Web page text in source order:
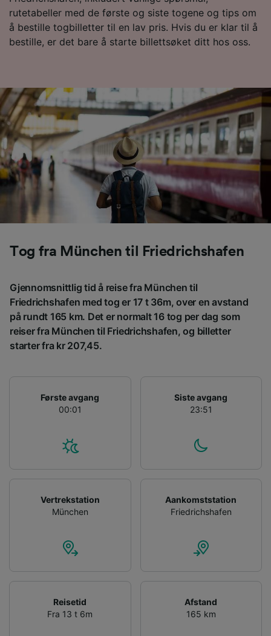
rutetabeller med de første og siste togene og tips om
å bestille togbilletter til en lav pris. Hvis du er klar til å
bestille, er det bare å starte billettsøket ditt hos oss.
Tog fra München til Friedrichshafen
Gjennomsnittlig tid å reise fra München til
Friedrichshafen med tog er 17 t 36m, over en avstand
på rundt 165 km. Det er normalt 16 tog per dag som
reiser fra München til Friedrichshafen, og billetter
starter fra kr 207,45.
Første avgang
00:01
Siste avgang
23:51
Vertrekstation
München
Aankomststation
Friedrichshafen
Reisetid
Fra 13 t 6m
Afstand
165 km
Personalised advertising and content,
advertising and content measurement,
audience research and services development.